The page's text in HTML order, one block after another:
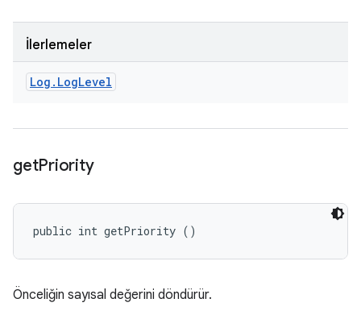
İlerlemeler
Log . LogLevel
getPriority
public int getPriority ()
Önceliğin sayısal değerini döndürür.